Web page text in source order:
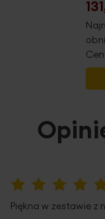
Piękna w zestawie z